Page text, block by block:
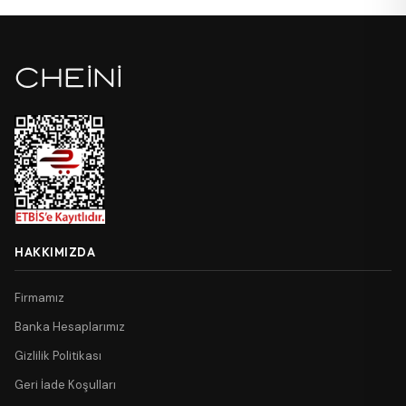
HAKKIMIZDA
Firmamız
Banka Hesaplarımız
Gizlilik Politikası
Geri İade Koşulları